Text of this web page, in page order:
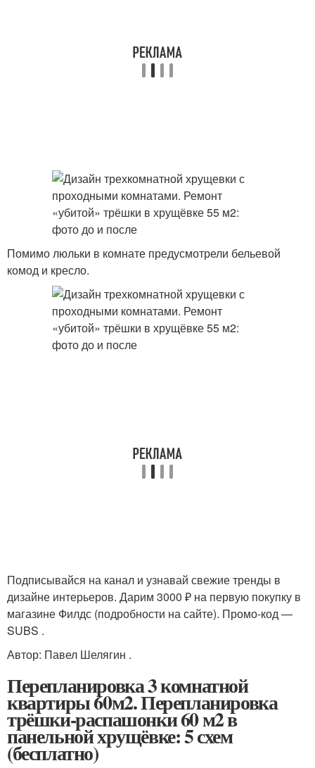
Помимо люльки в комнате предусмотрели бельевой
комод и кресло.
Подписывайся на канал и узнавай свежие тренды в
дизайне интерьеров. Дарим 3000 ₽ на первую покупку в
магазине Филдс (подробности на сайте). Промо-код —
SUBS .
Автор: Павел Шелягин .
Перепланировка 3 комнатной
квартиры 60м2. Перепланировка
трёшки-распашонки 60 м2 в
панельной хрущёвке: 5 схем
(бесплатно)